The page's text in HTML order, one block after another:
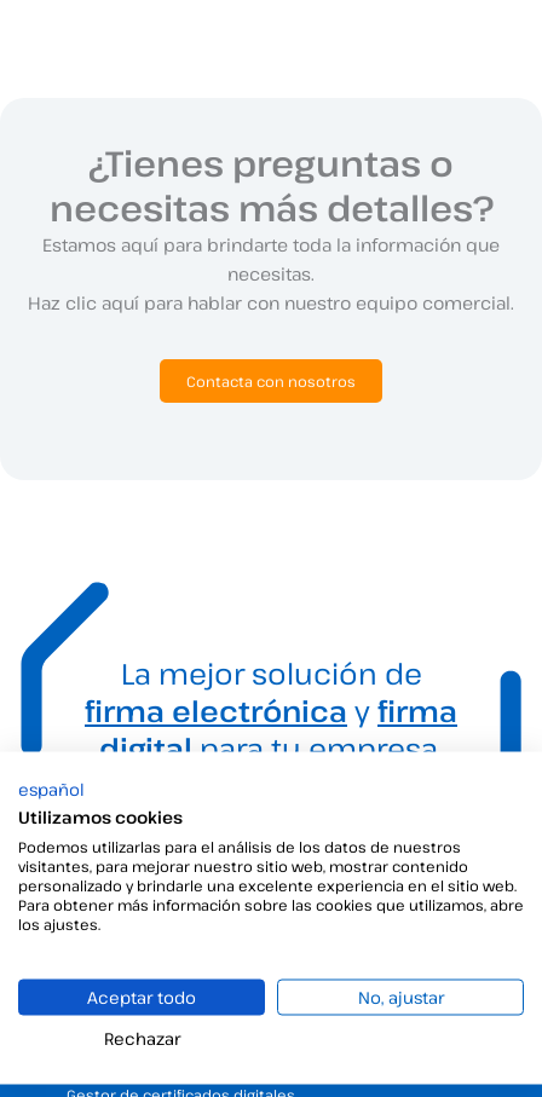
¿Tienes preguntas o
necesitas más detalles?
Estamos aquí para brindarte toda la información que
necesitas.
Haz clic aquí para hablar con nuestro equipo comercial.
Contacta con nosotros
La mejor solución de
firma electrónica yfirma
digital para tu empresa.
Firma digital
Firma electrónica
español
Utilizamos cookies
Podemos utilizarlas para el análisis de los datos de nuestros
visitantes, para mejorar nuestro sitio web, mostrar contenido
personalizado y brindarle una excelente experiencia en el sitio web.
Para obtener más información sobre las cookies que utilizamos, abre
los ajustes.
Aceptar todo
No, ajustar
Rechazar